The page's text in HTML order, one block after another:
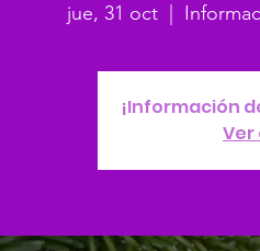
jue, 31 oct
  |
¡Información